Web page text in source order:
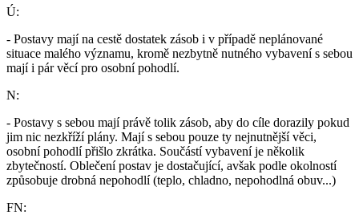
Ú:
- Postavy mají na cestě dostatek zásob i v případě neplánované
situace malého významu, kromě nezbytně nutného vybavení s sebou
mají i pár věcí pro osobní pohodlí.
N:
- Postavy s sebou mají právě tolik zásob, aby do cíle dorazily pokud
jim nic nezkříží plány. Mají s sebou pouze ty nejnutnější věci,
osobní pohodlí přišlo zkrátka. Součástí vybavení je několik
zbytečností. Oblečení postav je dostačující, avšak podle okolností
způsobuje drobná nepohodlí (teplo, chladno, nepohodlná obuv...)
FN: